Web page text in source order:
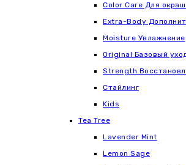
Color Care Для
Extra-Body
Moisture Увлажнение
Original Базовый
Strength
Стайлинг
Kids
Tea Tree
Lavender Mint
Lemon Sage